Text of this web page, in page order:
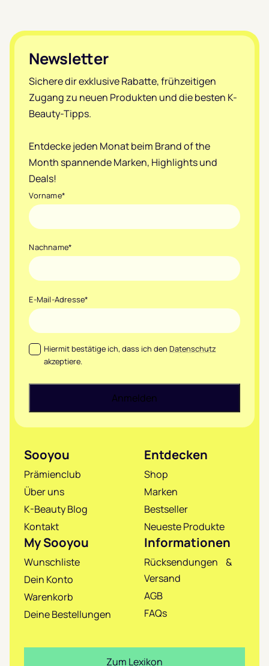
Footer
Newsletter
Sichere dir exklusive Rabatte, frühzeitigen
Zugang zu neuen Produkten und die besten K-
Beauty-Tipps.
Entdecke jeden Monat beim Brand of the
Month spannende Marken, Highlights und
Deals!
Vorname*
Nachname*
E-Mail-Adresse*
Datenschutz*
Hiermit bestätige ich, dass ich den Datenschutz
akzeptiere.
Sooyou
Prämienclub
Über uns
K-Beauty Blog
Kontakt
Entdecken
Shop
Marken
Bestseller
Neueste Produkte
My Sooyou
Wunschliste
Dein Konto
Warenkorb
Deine Bestellungen
Informationen
Rücksendungen &
Versand
AGB
FAQs
Zum Lexikon